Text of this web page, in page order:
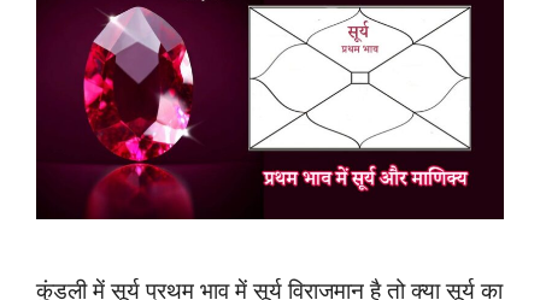
कुंडली में सूर्य प्रथम भाव में सूर्य विराजमान है तो क्या सूर्य का